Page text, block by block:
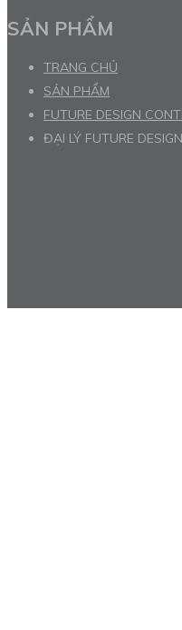
SẢN PHẨM
TRANG CHỦ
SẢN PHẨM
FUTURE DESIGN
ĐẠI LÝ FUTURE